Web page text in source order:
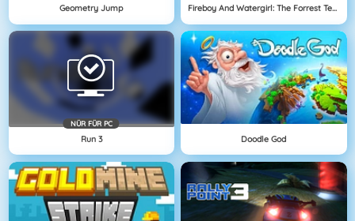
Geometry Jump Fireboy And Watergirl: The Forrest Temple
NÜR FÜR PC
Run 3 Doodle God